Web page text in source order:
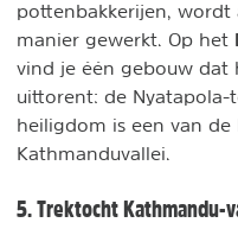
pottenbakkerijen,
manier gewerkt. Op het
vind je één gebouw dat
uittorent: de
heiligdom is een van
Kathmanduvallei.
5. Trektocht Kathmandu-